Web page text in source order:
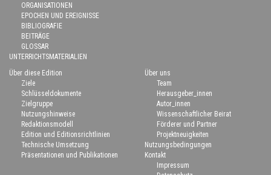
ORGANISATIONEN
EPOCHEN UND EREIGNISSE
BIBLIOGRAFIE
BEITRÄGE
GLOSSAR
UNTERRICHTSMATERIALIEN
Über diese Edition
Ziele
Schlüsseldokumente
Zielgruppe
Nutzungshinweise
Redaktionsmodell
Edition und Editionsrichtlinien
Technische Umsetzung
Präsentationen und Publikationen
Über uns
Team
Herausgeber_innen
Autor_innen
Wissenschaftlicher Beirat
Förderer und Partner
Projektneuigkeiten
Nutzungsbedingungen
Kontakt
Impressum